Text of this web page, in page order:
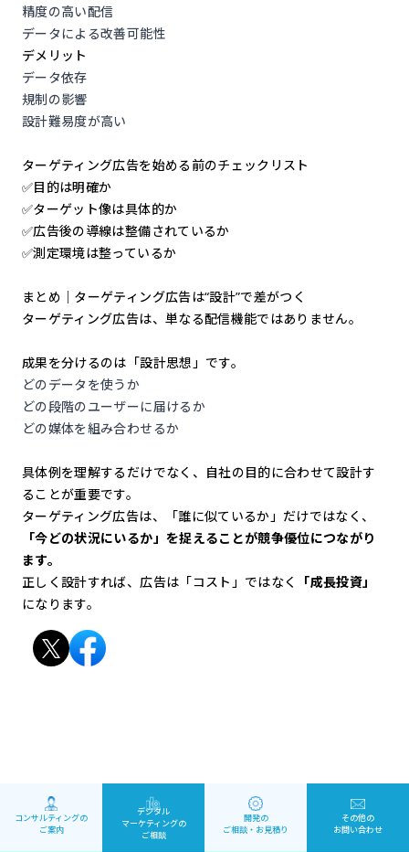
精度の高い配信
データによる改善可能性
デメリット
データ依存
規制の影響
設計難易度が高い
ターゲティング広告を始める前のチェックリスト
✅目的は明確か
✅ターゲット像は具体的か
✅広告後の導線は整備されているか
✅測定環境は整っているか
まとめ｜ターゲティング広告は“設計”で差がつく
ターゲティング広告は、単なる配信機能ではありません。
成果を分けるのは「設計思想」です。
どのデータを使うか
どの段階のユーザーに届けるか
どの媒体を組み合わせるか
具体例を理解するだけでなく、自社の目的に合わせて設計す
ることが重要です。
ターゲティング広告は、「誰に似ているか」だけではなく、
「今どの状況にいるか」を捉えることが競争優位につながり
ます。
正しく設計すれば、広告は「コスト」ではなく
「成長投資」
になります。
コンサルティングの
ご案内
デジタル
マーケティングの
ご相談
開発の
ご相談・お見積り
その他の
お問い合わせ